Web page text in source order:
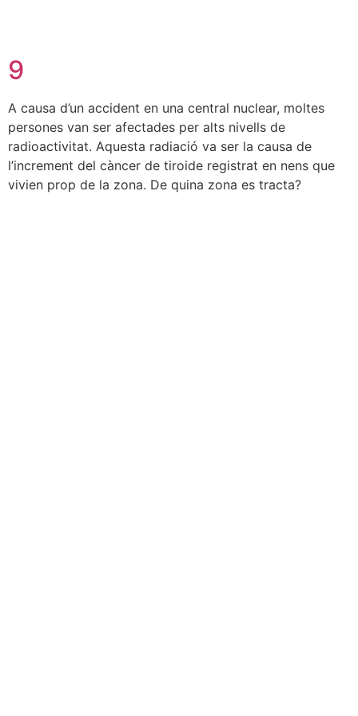
9
A causa d’un accident en una central nuclear, moltes
persones van ser afectades per alts nivells de
radioactivitat. Aquesta radiació va ser la causa de
l’increment del càncer de tiroide registrat en nens que
vivien prop de la zona. De quina zona es tracta?